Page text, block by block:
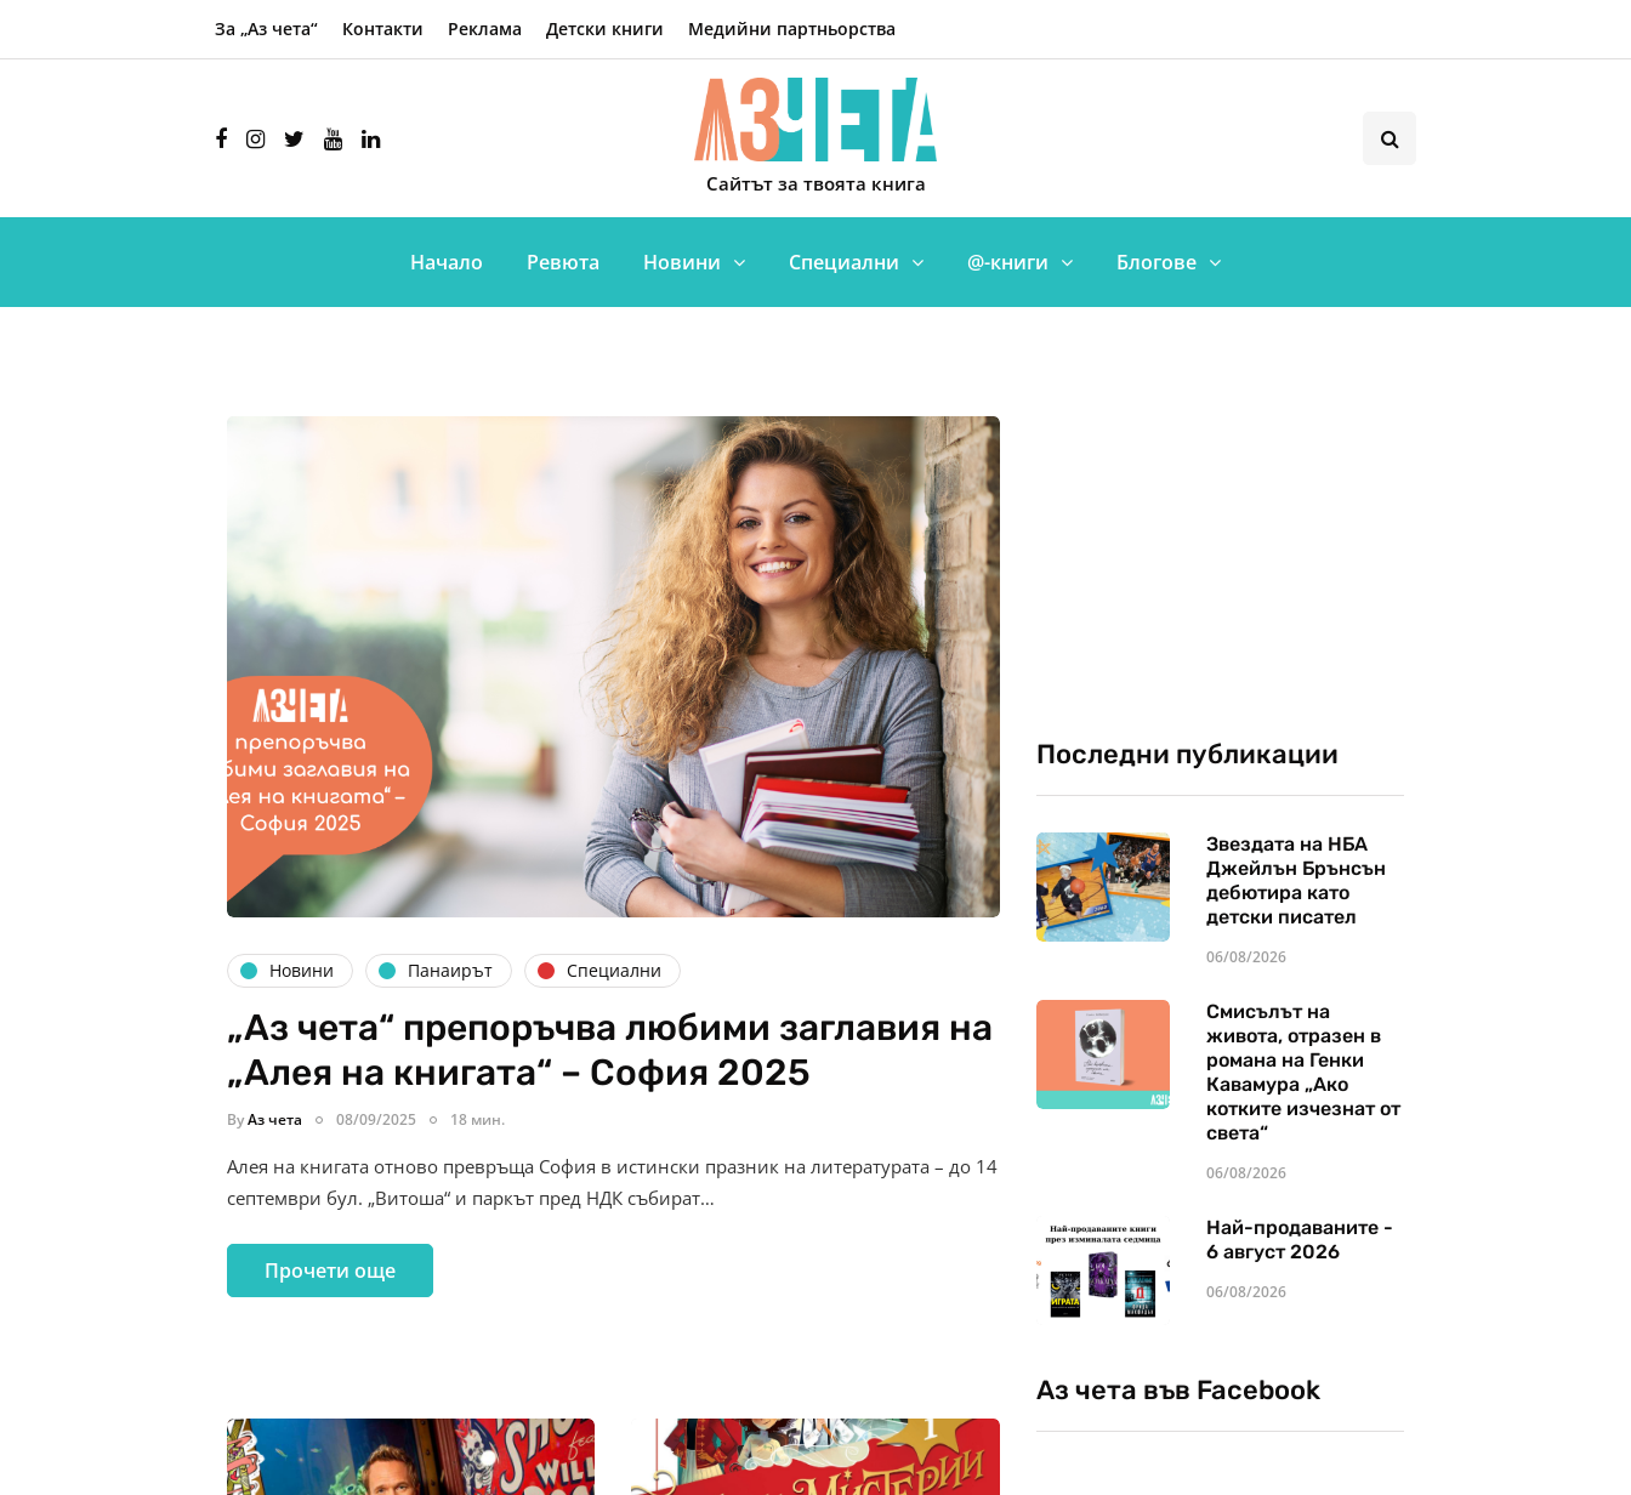
За „Аз чета“ Контакти Реклама Детски книги Медийни партньорства
Сайтът за твоята книга
Начало Ревюта Новини Специални @-книги Блогове
Новини Панаирът Специални
„Аз чета“ препоръчва любими заглавия на
„Алея на книгата“ – София 2025
ByАз чета 08/09/2025 18 мин.
Алея на книгата отново превръща София в истински празник на литературата – до 14
септември бул. „Витоша“ и паркът пред НДК събират…
Прочети още
Последни публикации
Звездата на НБА
Джейлън Брънсън
дебютира като
детски писател
06/08/2026
Смисълът на
живота, отразен в
романа на Генки
Кавамура „Ако
котките изчезнат от
света“
06/08/2026
Най-продаваните -
6 август 2026
06/08/2026
Аз чета във Facebook